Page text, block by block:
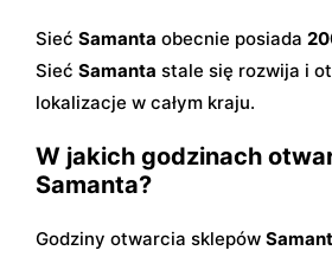
Sieć Samanta obecnie posiada
Sieć Samanta stale się rozwija i
lokalizacje w całym kraju.
W jakich godzinach
Samanta?
Godziny otwarcia sklepów